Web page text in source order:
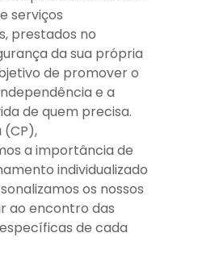
serviços
prestados no
da sua própria
de promover o
e a
de quem precisa.
(CP),
a importância de
individualizado
os nossos
ao encontro das
de cada